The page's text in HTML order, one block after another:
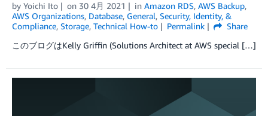
by Yoichi Ito on 30 4月 2021 in Amazon RDS, AWS Backup,
AWS Organizations, Database, General, Security, Identity, &
Compliance, Storage, Technical How-to Permalink
Share
このブログはKelly Griffin (Solutions Architect at AWS special […]